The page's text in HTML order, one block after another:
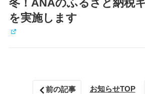
冬！ANAのふるさと納税
を実施します
前の記事 お知らせTOP